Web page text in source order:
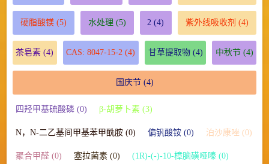
硬脂酸镁(5) 水处理 (5) 2 (4) 紫外线吸收剂 (4)
茶皂素 (4) CAS: 8047-15-2 (4) 甘草提取物(4) 中秋节(4)
国庆节(4)
四羟甲基硫酸磷 (0) β-胡萝卜素 (3)
N，N-二乙基间甲基苯甲酰胺 (0) 偏钒酸铵 (0) 泊沙康唑 (0)
聚合甲醛 (0) 塞拉菌素 (0) (1R)-(-)-10-樟脑磺哑嗪 (0)